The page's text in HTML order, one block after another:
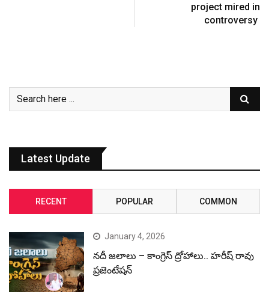
project mired in
controversy
Latest Update
RECENT POPULAR COMMON
January 4, 2026
నదీ జలాలు – కాంగ్రెస్ ద్రోహాలు.. హరీష్ రావు
ప్రజెంటేషన్